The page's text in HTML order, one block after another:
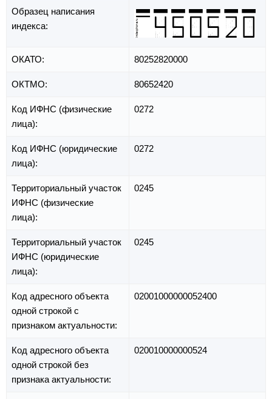
Образец написания
индекса:
ОКАТО: 80252820000
ОКТМО: 80652420
Код ИФНС (физические
лица):
0272
Код ИФНС (юридические
лица):
0272
Территориальный участок
ИФНС (физические
лица):
0245
Территориальный участок
ИФНС (юридические
лица):
0245
Код адресного объекта
одной строкой с
признаком актуальности:
02001000000052400
Код адресного объекта
одной строкой без
признака актуальности:
020010000000524